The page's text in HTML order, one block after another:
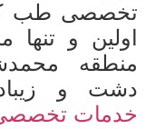
تخصصی طب
اولین و
منطقه
دشت و
خدمات